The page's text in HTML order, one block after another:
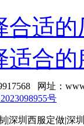
合适
适合的
网址：
号
|深圳西服定做|深